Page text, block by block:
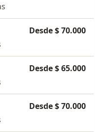
Desde $ 70.000
Desde $ 65.000
Desde $ 70.000